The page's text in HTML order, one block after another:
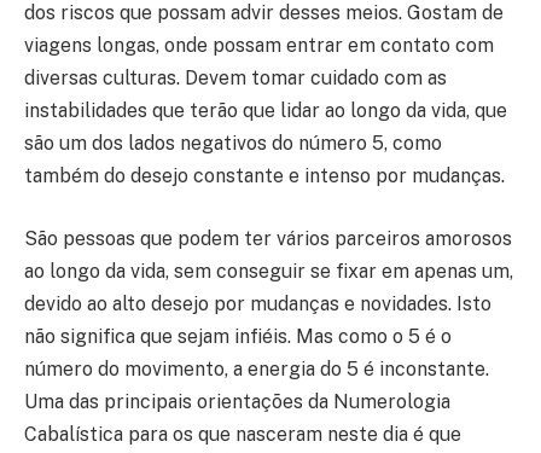
dos riscos que possam advir desses meios. Gostam de
viagens longas, onde possam entrar em contato com
diversas culturas. Devem tomar cuidado com as
instabilidades que terão que lidar ao longo da vida, que
são um dos lados negativos do número 5, como
também do desejo constante e intenso por mudanças.
São pessoas que podem ter vários parceiros amorosos
ao longo da vida, sem conseguir se fixar em apenas um,
devido ao alto desejo por mudanças e novidades. Isto
não significa que sejam infiéis. Mas como o 5 é o
número do movimento, a energia do 5 é inconstante.
Uma das principais orientações da Numerologia
Cabalística para os que nasceram neste dia é que